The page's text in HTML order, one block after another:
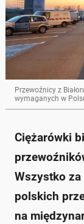
Przewoźnicy z
wymaganych w
Ciężarówki
Wszystko
polskich
na